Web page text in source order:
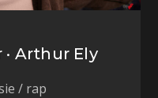
Arthur Ely
/ rap